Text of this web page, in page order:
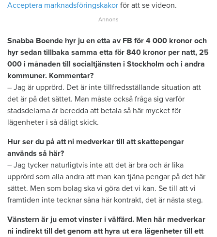
Acceptera marknadsföringskakor för att se videon.
Snabba Boende hyr ju en etta av FB för 4 000 kronor och
hyr sedan tillbaka samma etta för 840 kronor per natt, 25
000 i månaden till socialtjänsten i Stockholm och i andra
kommuner. Kommentar?
– Jag är upprörd. Det är inte tillfredsställande situation att
det är på det sättet. Man måste också fråga sig varför
stadsdelarna är beredda att betala så här mycket för
lägenheter i så dåligt skick.
Hur ser du på att ni medverkar till att skattepengar
används så här?
– Jag tycker naturligtvis inte att det är bra och är lika
upprörd som alla andra att man kan tjäna pengar på det här
sättet. Men som bolag ska vi göra det vi kan. Se till att vi
framtiden inte tecknar såna här kontrakt, det är nästa steg.
Vänstern är ju emot vinster i välfärd. Men här medverkar
ni indirekt till det genom att hyra ut era lägenheter till ett